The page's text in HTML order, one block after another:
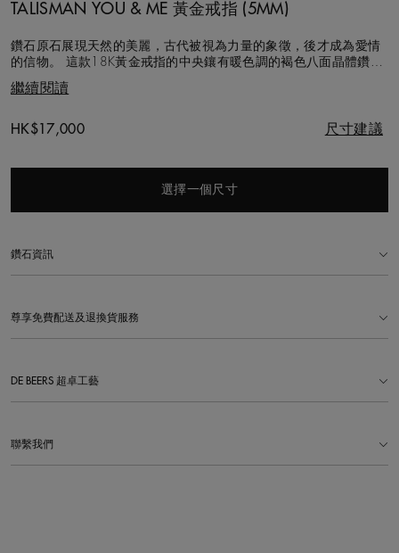
TALISMAN YOU & ME 黃金戒指 (5MM)
鑽石原石展現天然的美麗，古代被視為力量的象徵，後才成為愛情
的信物。 這款18K黃金戒指的中央鑲有暖色調的褐色八面晶體鑽石
光戒指更添質感。 Talisman系列選用的每顆天然鑽石都以遵循道德
此款
繼續閱讀
Original price
HK$17,000 尺寸建議
選擇一個尺寸
鑽石資訊
尊享免費配送及退換貨服務
DE BEERS 超卓工藝
聯繫我們